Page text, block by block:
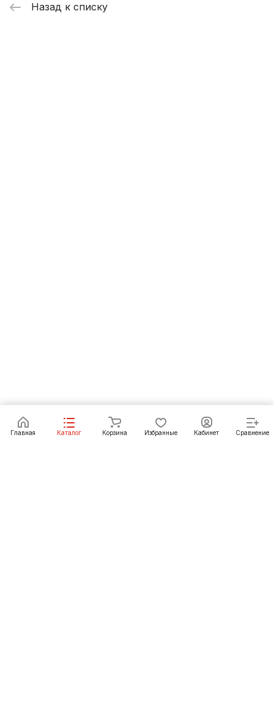
В корзину
Назад к списку
Главная Каталог Корзина Избранные Кабинет Сравнение